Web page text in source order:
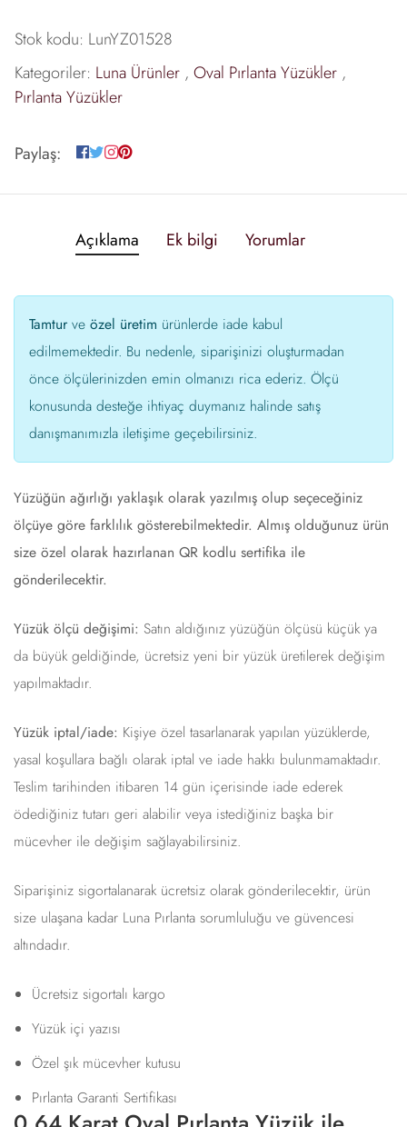
Stok kodu: LunYZ01528
Kategoriler: Luna Ürünler , Oval Pırlanta Yüzükler ,
Pırlanta Yüzükler
Paylaş:
Açıklama Ek bilgi Yorumlar
Tamtur ve özel üretim ürünlerde iade kabul
edilmemektedir. Bu nedenle, siparişinizi oluşturmadan
önce ölçülerinizden emin olmanızı rica ederiz. Ölçü
konusunda desteğe ihtiyaç duymanız halinde satış
danışmanımızla iletişime geçebilirsiniz.
Yüzüğün ağırlığı yaklaşık olarak yazılmış olup seçeceğiniz
ölçüye göre farklılık gösterebilmektedir. Almış olduğunuz ürün
size özel olarak hazırlanan QR kodlu sertifika ile
gönderilecektir.
Yüzük ölçü değişimi: Satın aldığınız yüzüğün ölçüsü küçük ya
da büyük geldiğinde, ücretsiz yeni bir yüzük üretilerek değişim
yapılmaktadır.
Yüzük iptal/iade: Kişiye özel tasarlanarak yapılan yüzüklerde,
yasal koşullara bağlı olarak iptal ve iade hakkı bulunmamaktadır.
Teslim tarihinden itibaren 14 gün içerisinde iade ederek
ödediğiniz tutarı geri alabilir veya istediğiniz başka bir
mücevher ile değişim sağlayabilirsiniz.
Siparişiniz sigortalanarak ücretsiz olarak gönderilecektir, ürün
size ulaşana kadar Luna Pırlanta sorumluluğu ve güvencesi
altındadır.
Ücretsiz sigortalı kargo
Yüzük içi yazısı
Özel şık mücevher kutusu
Pırlanta Garanti Sertifikası